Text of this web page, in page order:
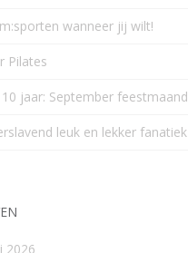
wanneer jij wilt!
Pilates
jaar: September feestmaand
leuk en lekker fanatiek
2026